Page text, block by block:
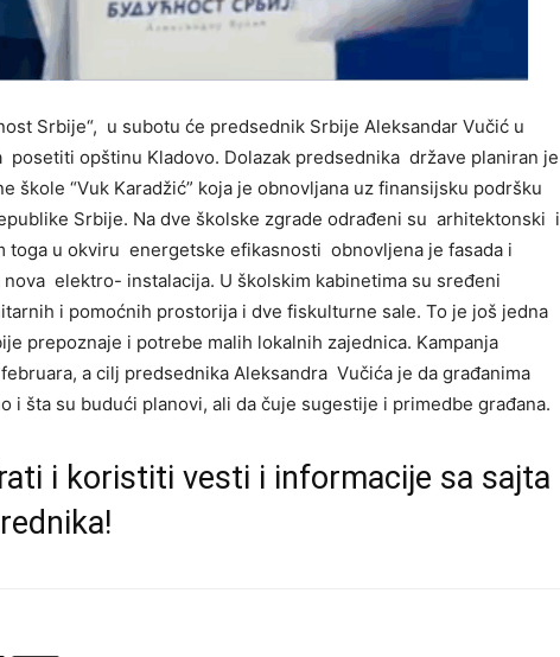
Srbije“, u subotu će predsednik Srbije Aleksandar Vučić u
opštinu Kladovo. Dolazak predsednika države planiran je
škole “Vuk Karadžić” koja je obnovljana uz finansijsku podršku
Srbije. Na dve školske zgrade odrađeni su arhitektonski i
toga u okviru energetske efikasnosti obnovljena je fasada i
elektro- instalacija. U školskim kabinetima su sređeni
i pomoćnih prostorija i dve fiskulturne sale. To je još jedna
prepoznaje i potrebe malih lokalnih zajednica. Kampanja
a cilj predsednika Aleksandra Vučića je da građanima
i šta su budući planovi, ali da čuje sugestije i primedbe građana.
i koristiti vesti i informacije sa sajta